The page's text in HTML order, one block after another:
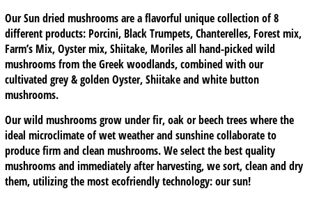
Our Sun dried mushrooms are a flavorful unique collection of 8
different products: Porcini, Black Trumpets, Chanterelles, Forest mix,
Farm’s Mix, Oyster mix, Shiitake, Moriles all hand-picked wild
mushrooms from the Greek woodlands, combined with our
cultivated grey & golden Oyster, Shiitake and white button
mushrooms.
Our wild mushrooms grow under fir, oak or beech trees where the
ideal microclimate of wet weather and sunshine collaborate to
produce firm and clean mushrooms. We select the best quality
mushrooms and immediately after harvesting, we sort, clean and dry
them, utilizing the most ecofriendly technology: our sun!